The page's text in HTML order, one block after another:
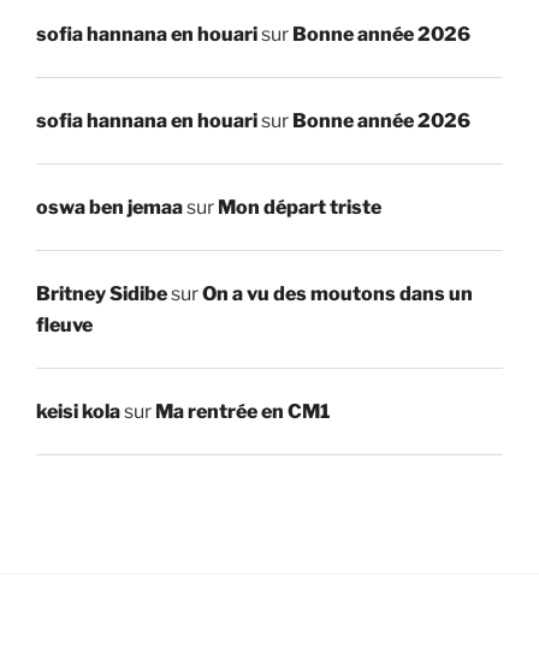
sofia hannana en houarisur Bonne année 2026
sofia hannana en houarisur Bonne année 2026
oswa ben jemaasur Mon départ triste
Britney SidibesurOn a vu des moutons dans un
fleuve
keisi kolasur Ma rentrée en CM1